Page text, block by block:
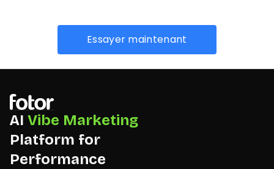
Essayer maintenant
AI Vibe Marketing
Platform for
Performance